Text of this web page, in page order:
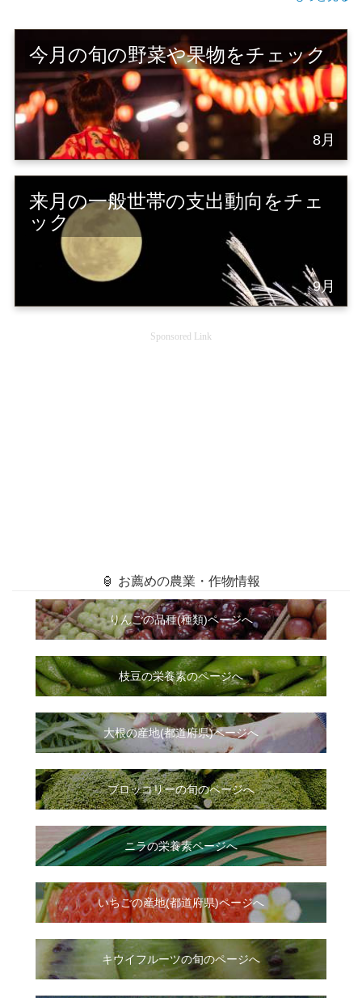
今月の旬の野菜や果物をチェック
8月
来月の一般世帯の支出動向をチェ
ック
9月
Sponsored Link
🏮 お薦めの農業・作物情報
りんごの品種(種類)ページへ
枝豆の栄養素のページへ
大根の産地(都道府県)ページへ
ブロッコリーの旬のページへ
ニラの栄養素ページへ
いちごの産地(都道府県)ページへ
キウイフルーツの旬のページへ